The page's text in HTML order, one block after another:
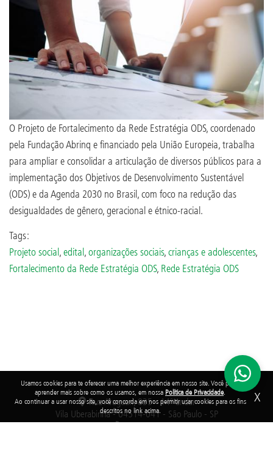
Usamos cookies para te oferecer uma melhor experiência em nosso site. Você pode
aprender mais sobre como os usamos, em nossa Política de Privacidade.
Ao continuar a usar nosso site, você concorda em nos permitir usar cookies para os fins
descritos no link acima.
X
O Projeto de Fortalecimento da Rede Estratégia ODS, coordenado
pela Fundação Abrinq e financiado pela União Europeia, trabalha
para ampliar e consolidar a articulação de diversos públicos para a
implementação dos Objetivos de Desenvolvimento Sustentável
(ODS) e da Agenda 2030 no Brasil, com foco na redução das
desigualdades de gênero, geracional e étnico-racial.
Tags:
Projeto social,edital,organizações sociais,crianças e adolescentes,
Fortalecimento da Rede Estratégia ODS, Rede Estratégia ODS
Rua Araguari, 835 - 14º andar
Vila Uberabinha - 04514-041 - São Paulo - SP
3848-8799